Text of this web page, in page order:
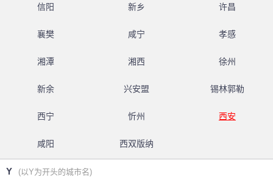
信阳 新乡 许昌
襄樊 咸宁 孝感
湘潭 湘西 徐州
新余 兴安盟 锡林郭勒
西宁 忻州 西安
咸阳 西双版纳
Y (以Y为开头的城市名)